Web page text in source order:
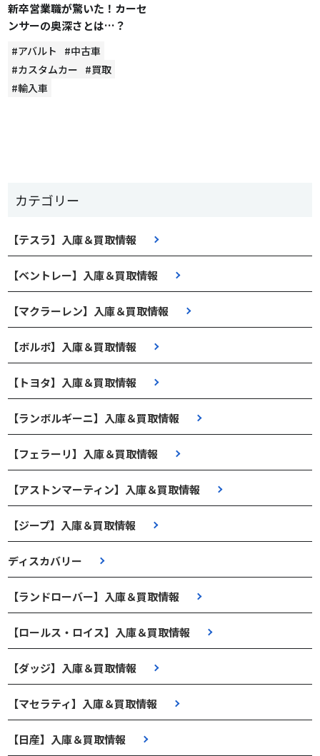
カテゴリー
【テスラ】入庫＆買取情報
【ベントレー】入庫＆買取情報
【マクラーレン】入庫＆買取情報
【ボルボ】入庫＆買取情報
【トヨタ】入庫＆買取情報
【ランボルギーニ】入庫＆買取情報
【フェラーリ】入庫＆買取情報
【アストンマーティン】入庫＆買取情報
【ジープ】入庫＆買取情報
ディスカバリー
【ランドローバー】入庫＆買取情報
【ロールス・ロイス】入庫＆買取情報
【ダッジ】入庫＆買取情報
【マセラティ】入庫＆買取情報
【日産】入庫＆買取情報
新卒営業職が驚いた！カーセ
ンサーの奥深さとは…？
#アバルト
#中古車
#カスタムカー #買取
#輸入車